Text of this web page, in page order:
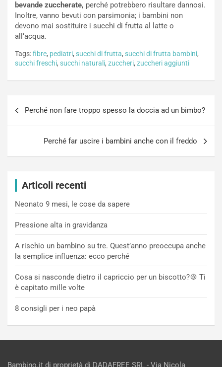
bevande zuccherate, perché potrebbero risultare dannosi.
Inoltre, vanno bevuti con parsimonia; i bambini non
devono mai sostituire i succhi di frutta al latte o
all’acqua.
Tags:fibre, pediatri, succhi di frutta, succhi di frutta bambini,
succhi freschi, succhi naturali, zuccheri, zuccheri aggiunti
Perché non fare troppo spesso la doccia ad un bimbo?
Perché far uscire i bambini anche con il freddo
Articoli recenti
Neonato 9 mesi, le cose da sapere
Pressione alta in gravidanza
A rischio un bambino su tre. Quest’anno preoccupa anche
la semplice influenza: ecco perché
Cosa si nasconde dietro il capriccio per un biscotto?🍪 Ti
è capitato mille volte
8 consigli per i neo papà
Bambino.it di proprietà di DADAFREE SRL - Via Nicola